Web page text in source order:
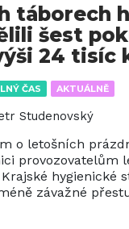
ČAS AKTUÁLNĚ
táborech
šest
24 tisíc
Studenovský
o letošních
provozovatelům
hygienické
závažné